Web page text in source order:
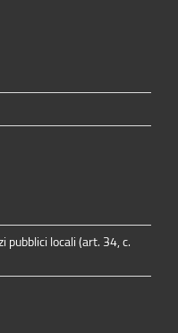
pubblici locali (art. 34, c.